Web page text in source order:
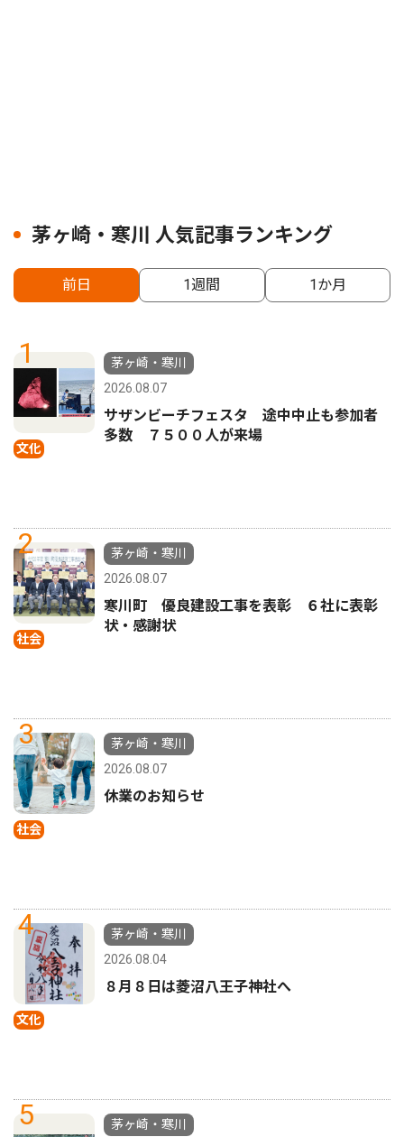
茅ヶ崎・寒川 人気記事ランキング
前日 1週間 1か月
1
文化
茅ヶ崎・寒川
2026.08.07
サザンビーチフェスタ 途中中止も参加者
多数 ７５００人が来場
2
社会
茅ヶ崎・寒川
2026.08.07
寒川町 優良建設工事を表彰 ６社に表彰
状・感謝状
3
社会
茅ヶ崎・寒川
2026.08.07
休業のお知らせ
4
文化
茅ヶ崎・寒川
2026.08.04
８月８日は菱沼八王子神社へ
5
茅ヶ崎・寒川